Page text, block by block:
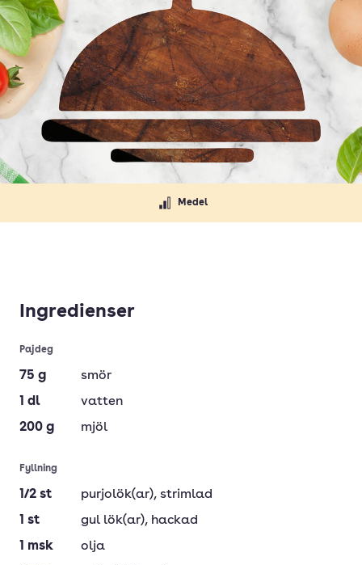
Medel
Ingredienser
Pajdeg
75 g
smör
1 dl
vatten
200 g mjöl
Fyllning
1/2 st purjolök(ar), strimlad
1 st gul lök(ar), hackad
1 msk
olja